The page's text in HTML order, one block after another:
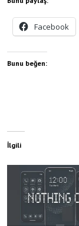
Facebook
Bunu beğen:
İlgili